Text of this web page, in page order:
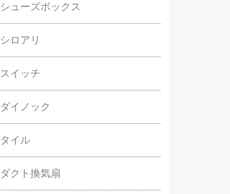
シューズボックス
シロアリ
スイッチ
ダイノック
タイル
ダクト換気扇